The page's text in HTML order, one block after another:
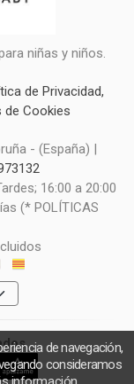
niñas y niños.
de Privacidad
de Cookies
- (España) |
16:00 a 20:00
(* POLÍTICAS
de navegación,
consideramos